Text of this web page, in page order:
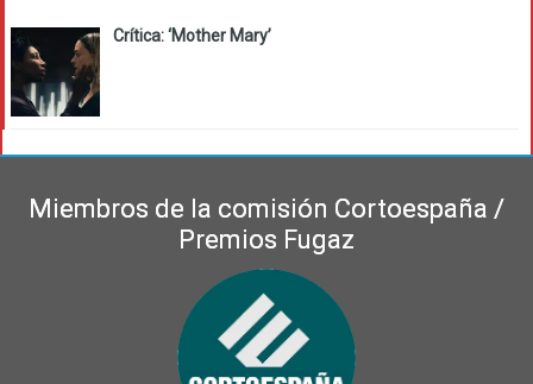
Crítica: ‘Mother Mary’
Miembros de la comisión Cortoespaña /
Premios Fugaz